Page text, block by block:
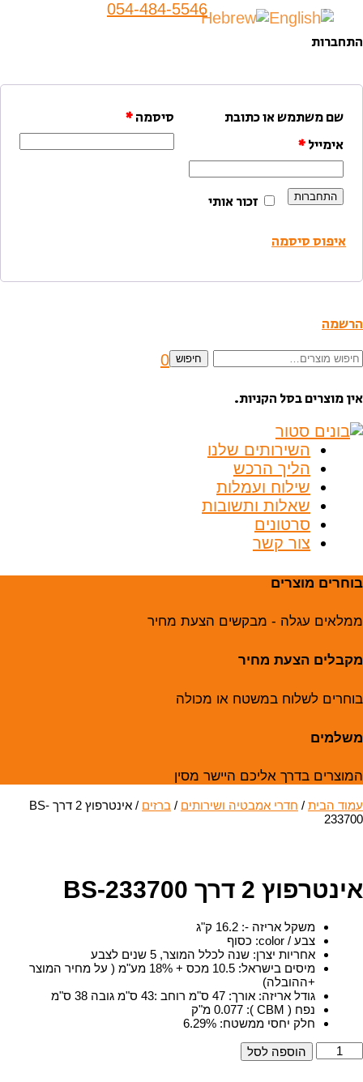
054-484-5546
התחברות
שם משתמש או כתובת
אימייל*
סיסמה*
זכור אותי התחברות
איפוס סיסמה
הרשמה
חיפוש
חיפוש 0
אין מוצרים בסל הקניות.
השירותים שלנו
הליך הרכש
שילוח ועמלות
שאלות ותשובות
סרטונים
צור קשר
בוחרים מוצרים
ממלאים עגלה - מבקשים הצעת מחיר
מקבלים הצעת מחיר
בוחרים לשלוח במשטח או מכולה
משלמים
המוצרים בדרך אליכם היישר מסין
עמוד הבית / חדרי אמבטיה ושירותים / ברזים
/ אינטרפוץ 2 דרך BS-
233700
אינטרפוץ 2 דרך BS-233700
משקל אריזה -: 16.2 ק"ג
צבע / color
: כסוף
אחריות יצרן: שנה לכלל המוצר, 5 שנים לצבע
מיסים בישראל:
10.5 מכס + 18% מע"מ ( על מחיר המוצר
+ההובלה)
גודל אריזה: אורך: 47 ס"מ רוחב :43 ס"מ גובה 38 ס"מ
נפח ( CBM )
: 0.077 מ"ק
חלק יחסי ממשטח:
6.29%
כמות
של
הוספה לסל